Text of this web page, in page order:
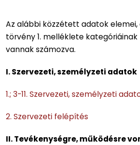
Az alábbi közzétett adatok elemei, a
törvény 1. melléklete
vannak számozva.
I. Szervezeti, személyzeti adatok
1.; 3-11. Szervezeti, személyzeti
2. Szervezeti felépítés
II. Tevékenységre, működésre